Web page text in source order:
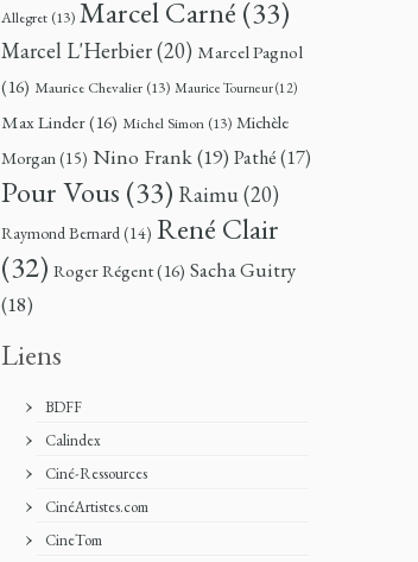
Allegret (13) Marcel Carné (33)
Marcel L'Herbier(20) Marcel Pagnol
(16) Maurice Chevalier (13) Maurice Tourneur(12)
Max Linder(16) Michel Simon (13) Michèle
Morgan(15) Nino Frank(19) Pathé(17)
Pour Vous (33) Raimu(20)
Raymond Bernard(14) René Clair
(32) Roger Régent(16) Sacha Guitry
(18)
Liens
BDFF
Calindex
Ciné-Ressources
CinéArtistes.com
CineTom